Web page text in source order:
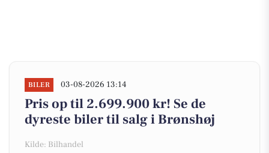
BILER 03-08-2026 13:14
Pris op til 2.699.900 kr! Se de
dyreste biler til salg i Brønshøj
Kilde: Bilhandel